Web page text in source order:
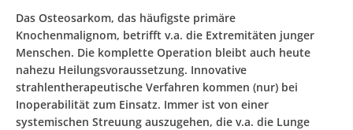
Das Osteosarkom, das häufigste primäre
Knochenmalignom, betrifft v.a. die Extremitäten junger
Menschen. Die komplette Operation bleibt auch heute
nahezu Heilungsvoraussetzung. Innovative
strahlentherapeutische Verfahren kommen (nur) bei
Inoperabilität zum Einsatz. Immer ist von einer
systemischen Streuung auszugehen, die v.a. die Lunge